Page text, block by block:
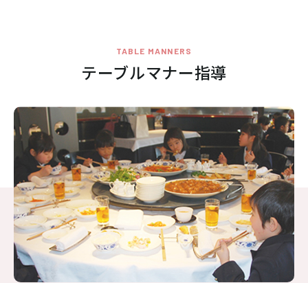
TABLE MANNERS
テーブルマナー指導